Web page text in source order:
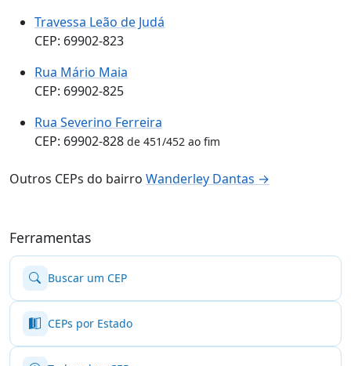
Travessa Leão de Judá
CEP: 69902-823
Rua Mário Maia
CEP: 69902-825
Rua Severino Ferreira
CEP: 69902-828 de 451/452 ao fim
Outros CEPs do bairro Wanderley Dantas →
Ferramentas
Buscar um CEP
CEPs por Estado